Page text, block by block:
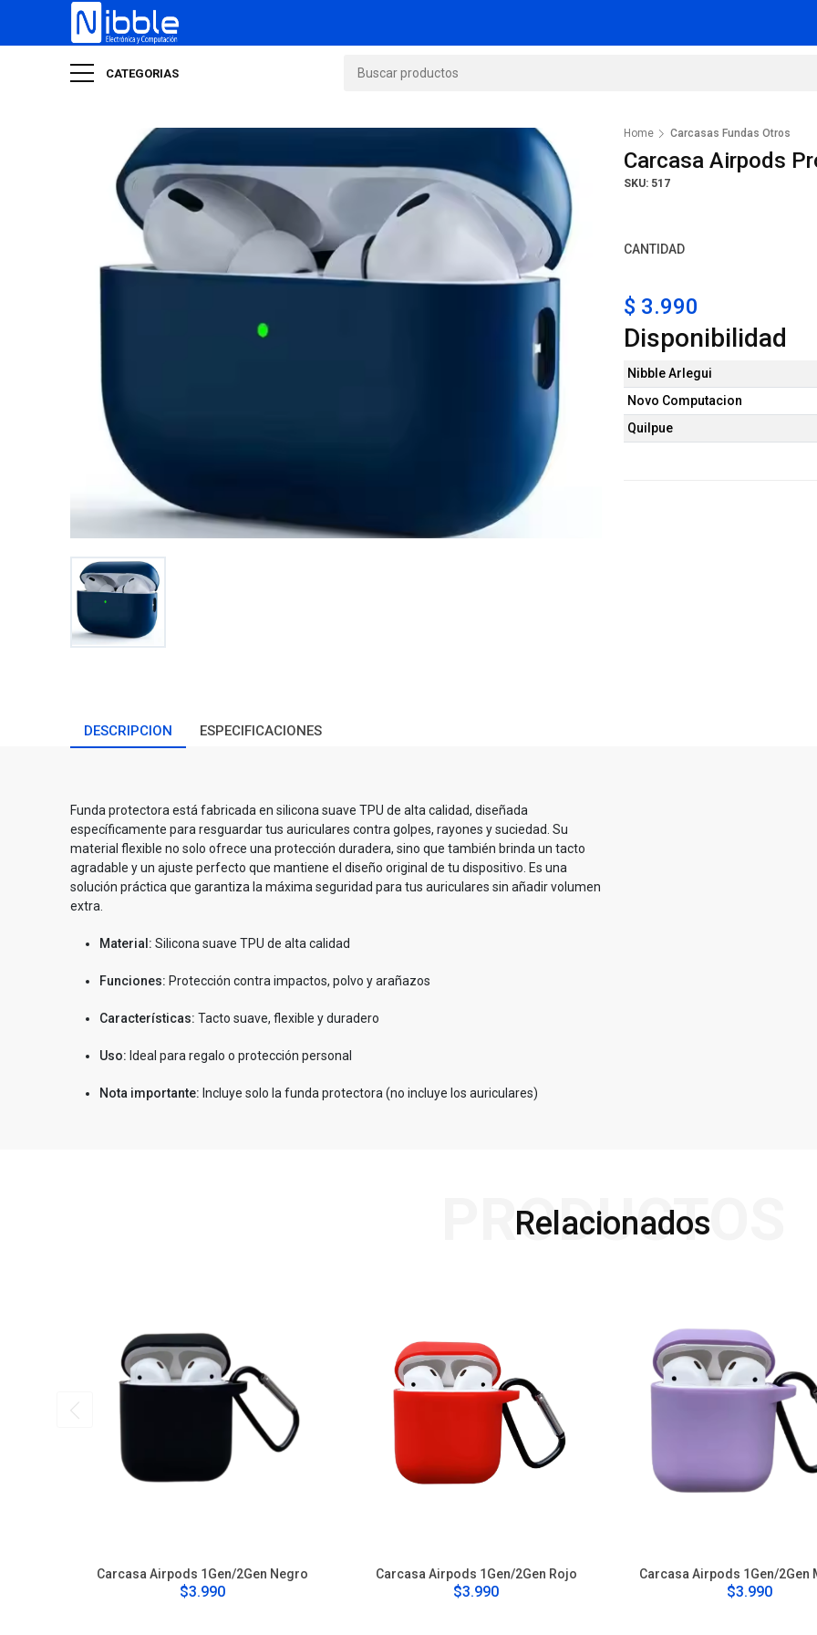
CATEGORIAS
Home Carcasas Fundas Otros
Carcasa Airpods
SKU: 517
CANTIDAD
$ 3.990
Disponibilidad
Nibble Arlegui
Novo Computacion
Quilpue
DESCRIPCION ESPECIFICACIONES
Funda protectora está fabricada en silicona suave TPU de alta calidad, diseñada
específicamente para resguardar tus auriculares contra golpes, rayones y suciedad. Su
material flexible no solo ofrece una protección duradera, sino que también brinda un tacto
agradable y un ajuste perfecto que mantiene el diseño original de tu dispositivo. Es una
solución práctica que garantiza la máxima seguridad para tus auriculares sin añadir volumen
extra.
Material: Silicona suave TPU de alta calidad
Funciones: Protección contra impactos, polvo y arañazos
Características: Tacto suave, flexible y duradero
Uso: Ideal para regalo o protección personal
Nota importante: Incluye solo la funda protectora (no incluye los auriculares)
Relacionados
PRODUCTOS
Carcasa Airpods 1Gen/2Gen Negro
$3.990
Carcasa Airpods 1Gen/2Gen Rojo
$3.990
Carcasa Airpods 1Gen/2Gen
$3.990